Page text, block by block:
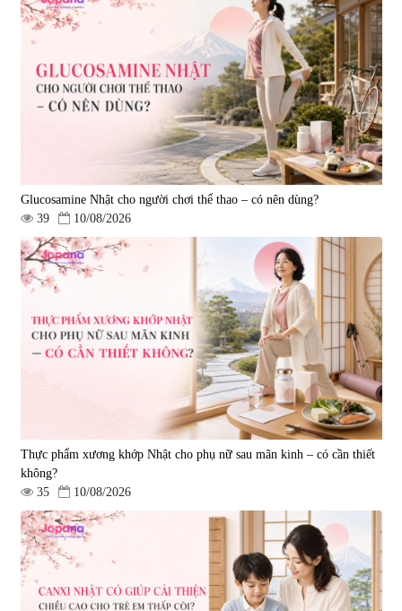
Viên uống phòng ngừa đột quỵ,
tai biến Nattokinase Nano
Premium 120 viên
2.290.000 đ
Glucosamine Nhật cho người chơi thể thao – có nên dùng?
39
10/08/2026
Thực phẩm xương khớp Nhật cho phụ nữ sau mãn kinh – có cần thiết
không?
35
10/08/2026